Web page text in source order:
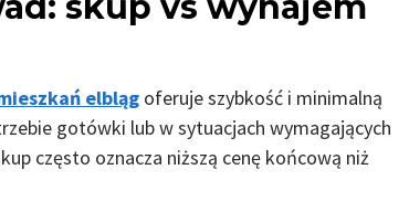
elbląg oferuje szybkość i minimalną
gotówki lub w sytuacjach wymagających
często oznacza niższą cenę końcową niż